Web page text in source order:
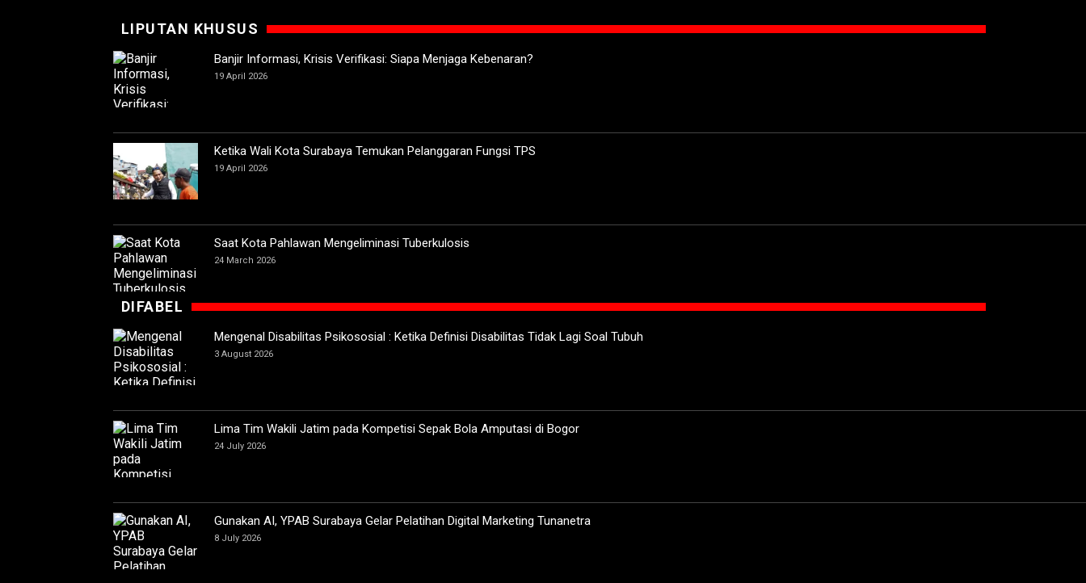
LIPUTAN KHUSUS
Banjir Informasi, Krisis Verifikasi: Siapa Menjaga Kebenaran?
19 April 2026
Ketika Wali Kota Surabaya Temukan Pelanggaran Fungsi TPS
19 April 2026
Saat Kota Pahlawan Mengeliminasi Tuberkulosis
24 March 2026
DIFABEL
Mengenal Disabilitas Psikososial : Ketika Definisi Disabilitas Tidak Lagi Soal Tubuh
3 August 2026
Lima Tim Wakili Jatim pada Kompetisi Sepak Bola Amputasi di Bogor
24 July 2026
Gunakan AI, YPAB Surabaya Gelar Pelatihan Digital Marketing Tunanetra
8 July 2026